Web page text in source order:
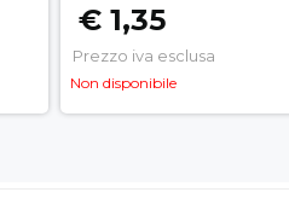
€ 1,35
Prezzo iva esclusa
Non disponibile